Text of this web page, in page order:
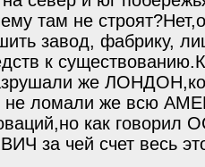
там не
завод, фабрику,
к
же
ломали же всю
как говорил
за чей счет весь